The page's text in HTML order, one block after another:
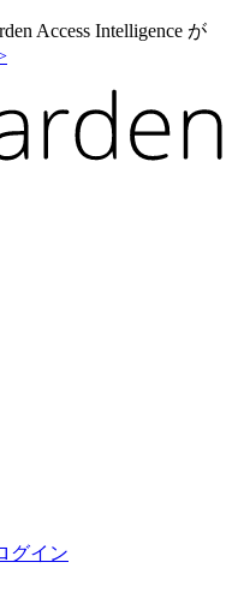
Access Intelligence が
グイン